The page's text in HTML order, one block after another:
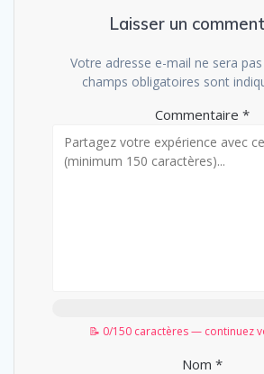
Laisser un
Votre adresse e-mail ne sera
champs obligatoires sont
Commentaire *
📝 0/150 caractères — continuez
Nom *